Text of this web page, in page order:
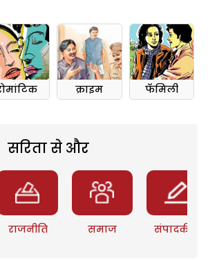
क्राइम फॅमिली
सरिता से और
राजनीति समाज संपादकीय